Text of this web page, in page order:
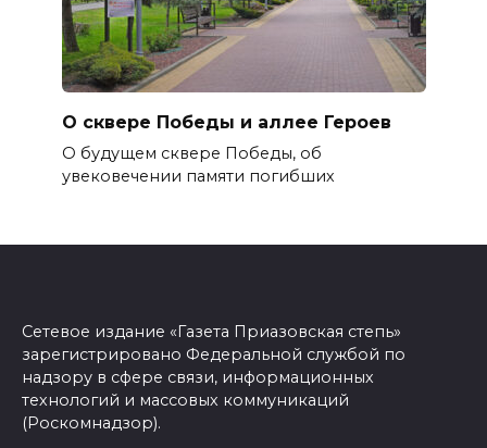
О сквере Победы и аллее Героев
О будущем сквере Победы, об
увековечении памяти погибших
Сетевое издание «Газета Приазовская степь»
зарегистрировано Федеральной службой по
надзору в сфере связи, информационных
технологий и массовых коммуникаций
(Роскомнадзор).